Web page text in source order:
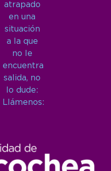
atrapado
en una
situación
a la que
no le
encuentra
salida, no
lo dude:
Llámenos: